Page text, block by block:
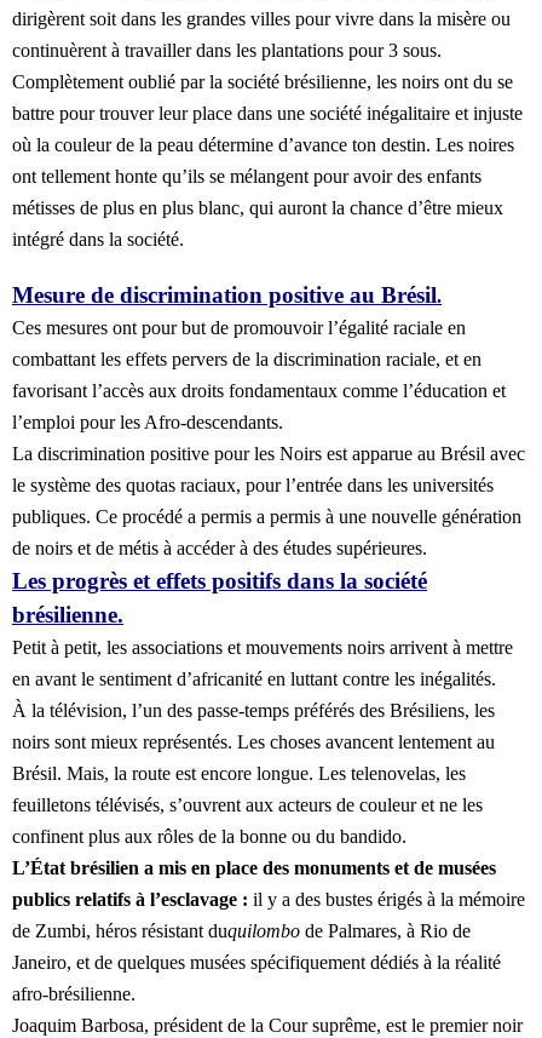
dirigèrent soit dans les grandes villes pour vivre dans la misère ou
continuèrent à travailler dans les plantations pour 3 sous.
Complètement oublié par la société brésilienne, les noirs ont du se
battre pour trouver leur place dans une société inégalitaire et injuste
où la couleur de la peau détermine d’avance ton destin. Les noires
ont tellement honte qu’ils se mélangent pour avoir des enfants
métisses de plus en plus blanc, qui auront la chance d’être mieux
intégré dans la société.
Mesure de discrimination positive au Brésil.
Ces mesures ont pour but de promouvoir l’égalité raciale en
combattant les effets pervers de la discrimination raciale, et en
favorisant l’accès aux droits fondamentaux comme l’éducation et
l’emploi pour les Afro-descendants.
La discrimination positive pour les Noirs est apparue au Brésil avec
le système des quotas raciaux, pour l’entrée dans les universités
publiques. Ce procédé a permis a permis à une nouvelle génération
de noirs et de métis à accéder à des études supérieures.
Les progrès et effets positifs dans la société
brésilienne.
Petit à petit, les associations et mouvements noirs arrivent à mettre
en avant le sentiment d’africanité en luttant contre les inégalités.
À la télévision, l’un des passe-temps préférés des Brésiliens, les
noirs sont mieux représentés. Les choses avancent lentement au
Brésil. Mais, la route est encore longue. Les telenovelas, les
feuilletons télévisés, s’ouvrent aux acteurs de couleur et ne les
confinent plus aux rôles de la bonne ou du bandido.
L’État brésilien a mis en place des monuments et de musées
publics relatifs à l’esclavage : il y a des bustes érigés à la mémoire
de Zumbi, héros résistant duquilombo de Palmares, à Rio de
Janeiro, et de quelques musées spécifiquement dédiés à la réalité
afro-brésilienne.
Joaquim Barbosa, président de la Cour suprême, est le premier noir